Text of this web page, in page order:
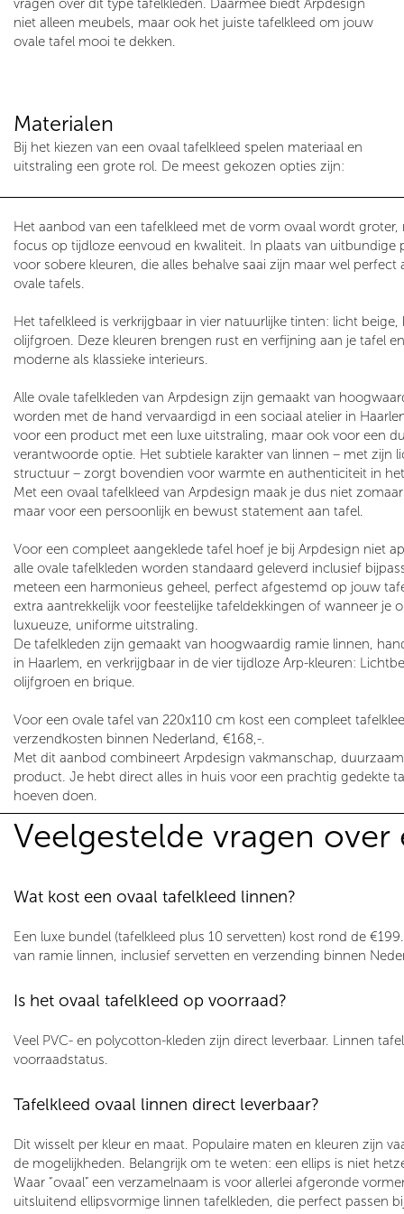
vragen over dit type tafelkleden. Daarmee biedt Arpdesign
niet alleen meubels, maar ook het juiste tafelkleed om jouw
ovale tafel mooi te dekken.
Materialen
Bij het kiezen van een ovaal tafelkleed spelen materiaal en
uitstraling een grote rol. De meest gekozen opties zijn:
Het aanbod van een tafelkleed met de vorm ovaal wordt
focus op tijdloze eenvoud en kwaliteit. In plaats van uitbundige
voor sobere kleuren, die alles behalve saai zijn maar wel
ovale tafels.
Het tafelkleed is verkrijgbaar in vier natuurlijke tinten: licht
olijfgroen. Deze kleuren brengen rust en verfijning aan je tafel
moderne als klassieke interieurs.
Alle ovale tafelkleden van Arpdesign zijn gemaakt van
worden met de hand vervaardigd in een sociaal atelier in
voor een product met een luxe uitstraling, maar ook voor een
verantwoorde optie. Het subtiele karakter van linnen – met zijn
structuur – zorgt bovendien voor warmte en authenticiteit in
Met een ovaal tafelkleed van Arpdesign maak je dus niet
maar voor een persoonlijk en bewust statement aan tafel.
Voor een compleet aangeklede tafel hoef je bij Arpdesign niet
alle ovale tafelkleden worden standaard geleverd inclusief
meteen een harmonieus geheel, perfect afgestemd op jouw
extra aantrekkelijk voor feestelijke tafeldekkingen of wanneer je
luxueuze, uniforme uitstraling.
De tafelkleden zijn gemaakt van hoogwaardig ramie linnen,
in Haarlem, en verkrijgbaar in de vier tijdloze Arp-kleuren:
olijfgroen en brique.
Voor een ovale tafel van 220x110 cm kost een compleet
verzendkosten binnen Nederland, €168,-.
Met dit aanbod combineert Arpdesign vakmanschap,
product. Je hebt direct alles in huis voor een prachtig gedekte
hoeven doen.
Veelgestelde vragen
Wat kost een ovaal tafelkleed linnen?
Een luxe bundel (tafelkleed plus 10 servetten) kost rond de €199
van ramie linnen, inclusief servetten en verzending binnen
Is het ovaal tafelkleed op voorraad?
Veel PVC- en polycotton-kleden zijn direct leverbaar. Linnen
voorraadstatus.
Tafelkleed ovaal linnen direct leverbaar?
Dit wisselt per kleur en maat. Populaire maten en kleuren zijn
de mogelijkheden. Belangrijk om te weten: een ellips is niet
Waar “ovaal” een verzamelnaam is voor allerlei afgeronde
uitsluitend ellipsvormige linnen tafelkleden, die perfect passen